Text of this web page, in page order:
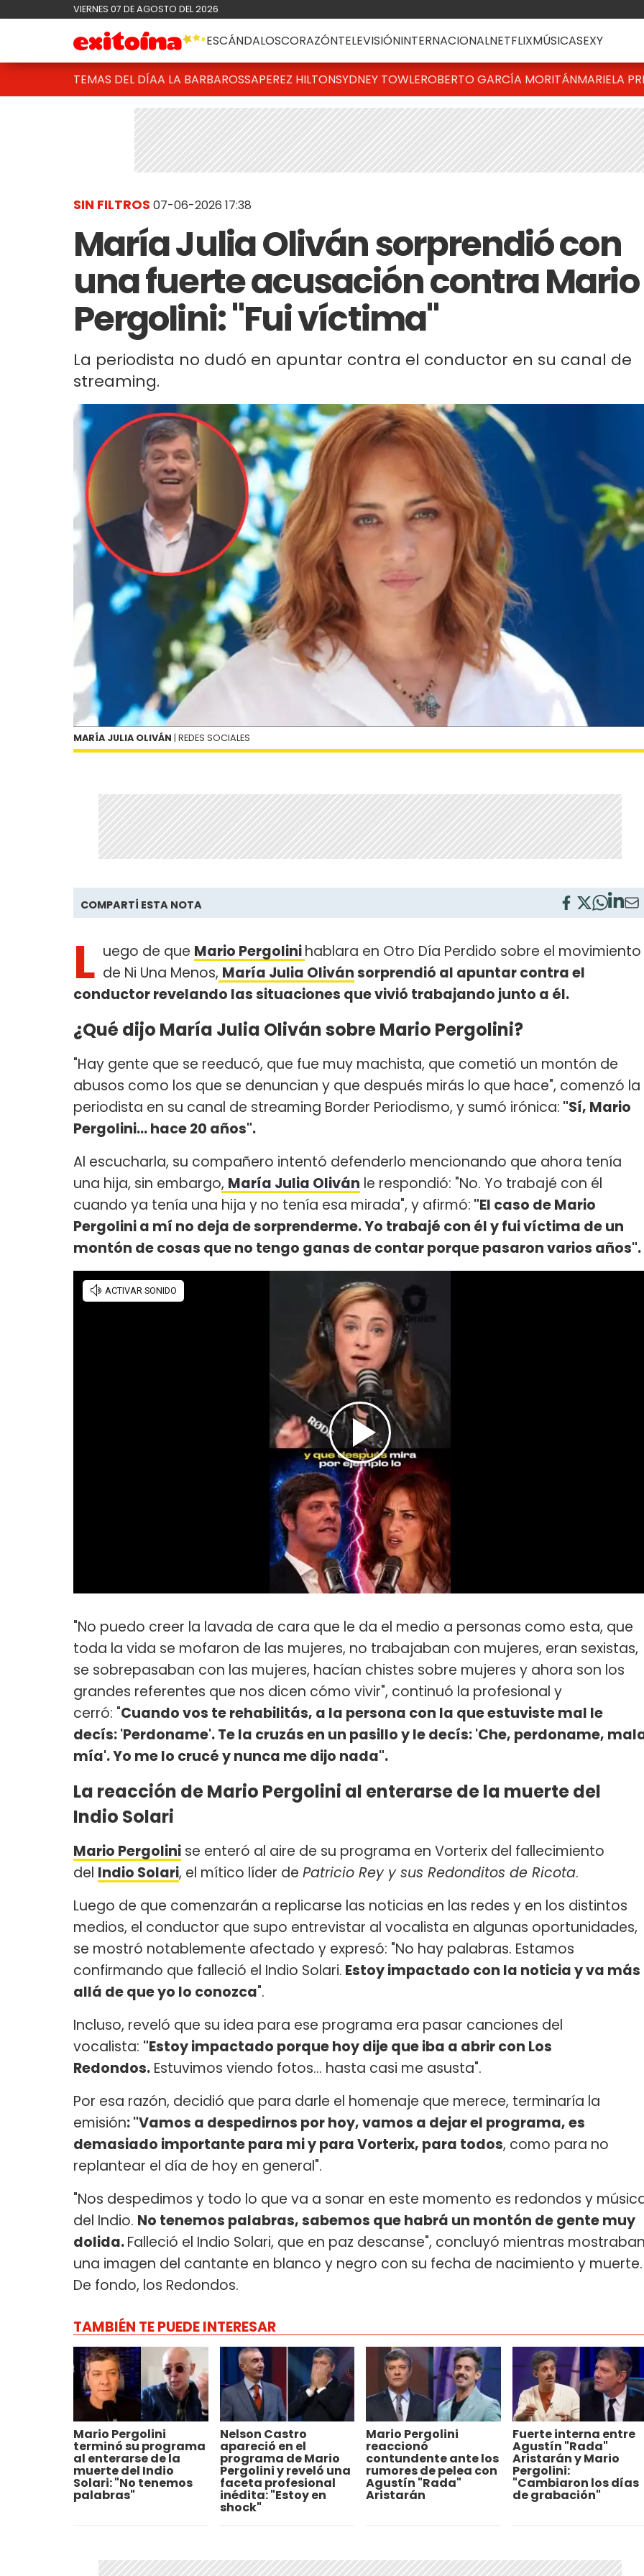
VIERNES 07 DE AGOSTO DEL 2026
ESCÁNDALOSCORAZÓNTELEVISIÓNINTERNACIONALNETFLIXMÚSICASEXY
TEMAS DEL DÍAA LA BARBAROSSAPEREZ HILTONSYDNEY TOWLEROBERTO GARCÍA MORITÁNMARIELA
SIN FILTROS 07-06-2026 17:38
María Julia Oliván sorprendió con
una fuerte acusación contra Mario
Pergolini: "Fui víctima"
La periodista no dudó en apuntar contra el conductor en su canal de
streaming.
MARÍA JULIA OLIVÁN | REDES SOCIALES
COMPARTÍ ESTA NOTA
L uego de que Mario Pergolinihablara en Otro Día Perdido sobre el movimiento
de Ni Una Menos, María Julia Olivánsorprendió al apuntar contra el
conductor revelando las situaciones que vivió trabajando junto a él.
¿Qué dijo María Julia Oliván sobre Mario Pergolini?
"Hay gente que se reeducó, que fue muy machista, que cometió un montón de
abusos como los que se denuncian y que después mirás lo que hace", comenzó la
periodista en su canal de streaming Border Periodismo, y sumó irónica: "Sí, Mario
Pergolini... hace 20 años".
Al escucharla, su compañero intentó defenderlo mencionando que ahora tenía
una hija, sin embargo, María Julia Oliván le respondió: "No. Yo trabajé con él
cuando ya tenía una hija y no tenía esa mirada", y afirmó: "El caso de Mario
Pergolini a mí no deja de sorprenderme. Yo trabajé con él y fui víctima de un
montón de cosas que no tengo ganas de contar porque pasaron varios años".
"No puedo creer la lavada de cara que le da el medio a personas como esta, que
toda la vida se mofaron de las mujeres, no trabajaban con mujeres, eran sexistas,
se sobrepasaban con las mujeres, hacían chistes sobre mujeres y ahora son los
grandes referentes que nos dicen cómo vivir", continuó la profesional y
cerró: "Cuando vos te rehabilitás, a la persona con la que estuviste mal le
decís: 'Perdoname'. Te la cruzás en un pasillo y le decís: 'Che, perdoname,
mía'. Yo me lo crucé y nunca me dijo nada".
La reacción de Mario Pergolini al enterarse de la muerte del
Indio Solari
Mario Pergolini se enteró al aire de su programa en Vorterix del fallecimiento
del Indio Solari, el mítico líder de Patricio Rey y sus Redonditos de Ricota.
Luego de que comenzarán a replicarse las noticias en las redes y en los distintos
medios, el conductor que supo entrevistar al vocalista en algunas oportunidades,
se mostró notablemente afectado y expresó: "No hay palabras. Estamos
confirmando que falleció el Indio Solari. Estoy impactado con la noticia y va más
allá de que yo lo conozca".
Incluso, reveló que su idea para ese programa era pasar canciones del
vocalista: "Estoy impactado porque hoy dije que iba a abrir con Los
Redondos. Estuvimos viendo fotos... hasta casi me asusta".
Por esa razón, decidió que para darle el homenaje que merece, terminaría la
emisión: "Vamos a despedirnos por hoy, vamos a dejar el programa, es
demasiado importante para mi y para Vorterix, para todos, como para no
replantear el día de hoy en general".
"Nos despedimos y todo lo que va a sonar en este momento es redondos y
del Indio. No tenemos palabras, sabemos que habrá un montón de gente muy
dolida.Falleció el Indio Solari, que en paz descanse", concluyó mientras
una imagen del cantante en blanco y negro con su fecha de nacimiento y muerte.
De fondo, los Redondos.
TAMBIÉN TE PUEDE INTERESAR
Mario Pergolini
terminó su programa
al enterarse de la
muerte del Indio
Solari: "No tenemos
palabras"
Nelson Castro
apareció en el
programa de Mario
Pergolini y reveló una
faceta profesional
inédita: "Estoy en
shock"
Mario Pergolini
reaccionó
contundente ante los
rumores de pelea con
Agustín "Rada"
Aristarán
Fuerte interna entre
Agustín "Rada"
Aristarán y Mario
Pergolini:
"Cambiaron los días
de grabación"